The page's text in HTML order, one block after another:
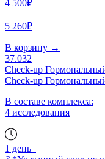
4 500₽
5 260₽
В корзину →
37.032
Check-up
Check-up
В составе комплекса:
4 исследования
1 день